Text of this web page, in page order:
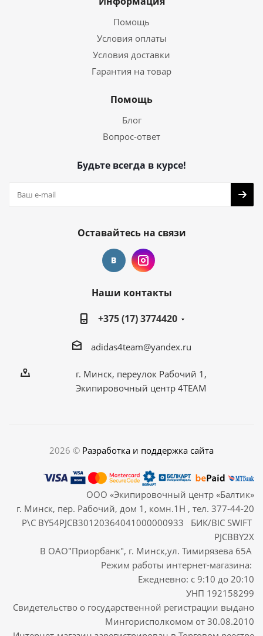
Помощь
Условия оплаты
Условия доставки
Гарантия на товар
Помощь
Блог
Вопрос-ответ
Будьте всегда в курсе!
Оставайтесь на связи
Наши контакты
+375 (17) 3774420
adidas4team@yandex.ru
г. Минск, переулок Рабочий 1,
Экипировочный центр 4TEAM
2026 © Разработка и поддержка сайта
ООО «Экипировочный центр «Балтик»
г. Минск, пер. Рабочий, дом 1, комн.1Н , тел. 377-44-20
Р\С BY54PJCB30120364041000000933 БИК/BIC SWIFT
PJCBBY2X
В ОАО"Приорбанк", г. Минск,ул. Тимирязева 65А
Режим работы интернет-магазина:
Ежедневно: с 9:10 до 20:10
УНП 192158299
Свидетельство о государственной регистрации выдано
Мингорисполкомом от 30.08.2010